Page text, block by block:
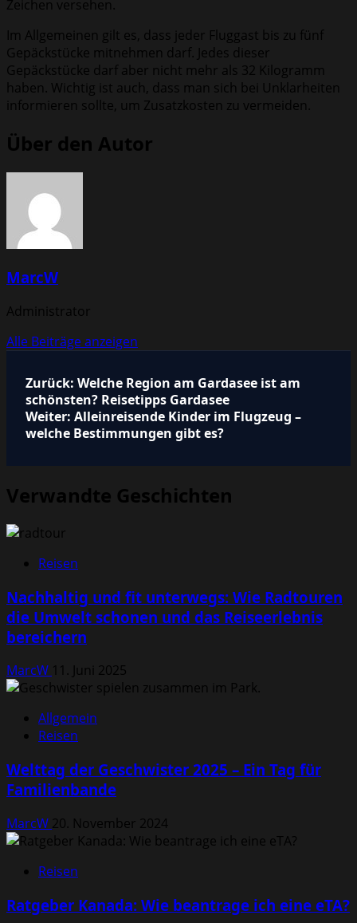
Zeichen versehen.
Im Allgemeinen gilt es, dass jeder Fluggast bis zu fünf
Gepäckstücke mitnehmen darf. Jedes dieser
Gepäckstücke darf aber nicht mehr als 32 Kilogramm
haben. Wichtig ist auch, dass man sich bei Unklarheiten
informieren sollte, um Zusatzkosten zu vermeiden.
Über den Autor
MarcW
Administrator
Alle Beiträge anzeigen
Beitragsnavigation
Zurück: Welche Region am Gardasee ist am
schönsten? Reisetipps Gardasee
Weiter: Alleinreisende Kinder im Flugzeug –
welche Bestimmungen gibt es?
Verwandte Geschichten
Reisen
Nachhaltig und fit unterwegs: Wie Radtouren
die Umwelt schonen und das Reiseerlebnis
bereichern
MarcW 11. Juni 2025
Allgemein
Reisen
Welttag der Geschwister 2025 – Ein Tag für
Familienbande
MarcW 20. November 2024
Reisen
Ratgeber Kanada: Wie beantrage ich eine eTA?